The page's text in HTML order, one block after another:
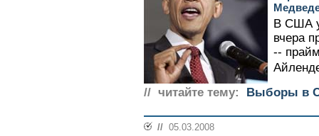
В США у
вчера
--
// читайте тему:
Выборы в
// 05.03.2008